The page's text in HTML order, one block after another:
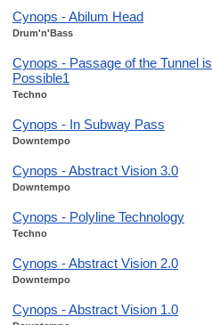
Cynops - Abilum Head
Drum'n'Bass
Cynops - Passage of the Tunnel is
Possible1
Techno
Cynops - In Subway Pass
Downtempo
Cynops - Abstract Vision 3.0
Downtempo
Cynops - Polyline Technology
Techno
Cynops - Abstract Vision 2.0
Downtempo
Cynops - Abstract Vision 1.0